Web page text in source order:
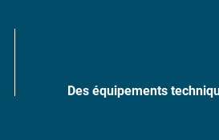
Des équipements